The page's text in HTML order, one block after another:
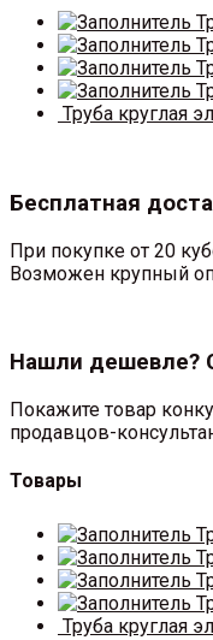
Труба круглая
Бесплатная
При покупке от 20
Возможен крупный
Нашли дешевле?
Покажите товар
продавцов-
Товары
Труба круглая